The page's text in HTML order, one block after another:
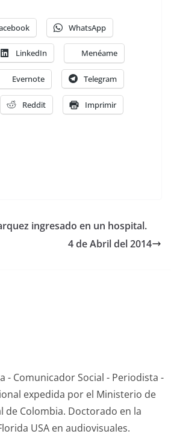
WhatsApp
LinkedIn Menéame
Evernote Telegram
Reddit Imprimir
ingresado en un hospital.
4 de Abril del 2014
- Comunicador Social - Periodista -
expedida por el Ministerio de
de Colombia. Doctorado en la
USA en audiovisuales.